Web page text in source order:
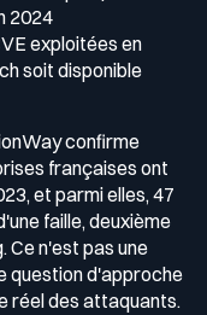
2024
exploitées en
soit disponible
confirme
françaises ont
et parmi elles, 47
faille, deuxième
Ce n'est pas une
question d'approche
réel des attaquants.